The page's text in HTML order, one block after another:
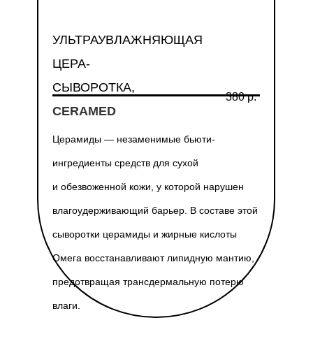
УЛЬТРАУВЛАЖНЯЮЩАЯ
ЦЕРА-
СЫВОРОТКА,
CERAMED
380 р.
Церамиды — незаменимые бьюти-
ингредиенты средств для сухой
и обезвоженной кожи, у которой нарушен
влагоудерживающий барьер. В составе этой
сыворотки церамиды и жирные кислоты
Омега восстанавливают липидную мантию,
предотвращая трансдермальную потерю
влаги.